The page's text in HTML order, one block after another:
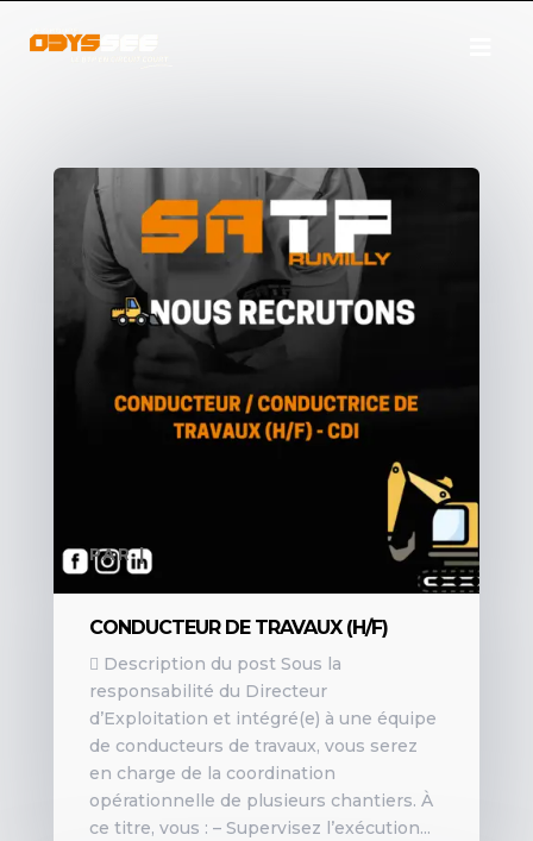
PAR|
CONDUCTEUR DE TRAVAUX (H/F)
 Description du post Sous la
responsabilité du Directeur
d’Exploitation et intégré(e) à une équipe
de conducteurs de travaux, vous serez
en charge de la coordination
opérationnelle de plusieurs chantiers. À
ce titre, vous : – Supervisez l’exécution...